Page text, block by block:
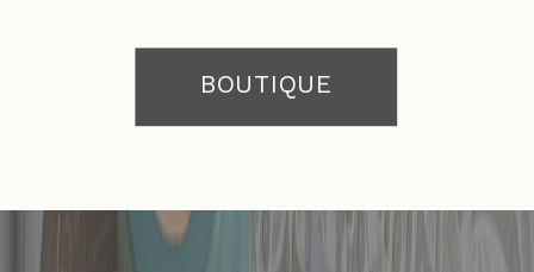
BOUTIQUE